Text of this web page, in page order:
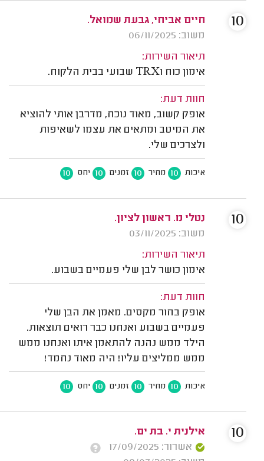
חיים אביחי, גבעת שמואל.
משוב: 06/11/2025
תיאור השירות:
אימון כוח וTRX שבועי בבית הלקוח.
חוות דעת:
אופק קשוב, מאוד נוכח, מדרבן אותי להוציא
את המיטב ומתאים את עצמו לשאיפות
ולצרכים שלי.
איכות 10 מחיר 10 זמנים 10 יחס 10
10
נטלי מ. ראשון לציון.
משוב: 03/11/2025
תיאור השירות:
אימון כושר לבן שלי פעמיים בשבוע.
חוות דעת:
אופק בחור מקסים. מאמן את הבן שלי
פעמיים בשבוע ואנחנו כבר רואים תוצאות.
הילד ממש נהנה להתאמן איתו ואנחנו ממש
ממש ממליצים עליו! היה מאוד נחמד!
איכות 10 מחיר 10 זמנים 10 יחס 10
10
אילנית י. בת ים.
אשרור: 17/09/2025
10